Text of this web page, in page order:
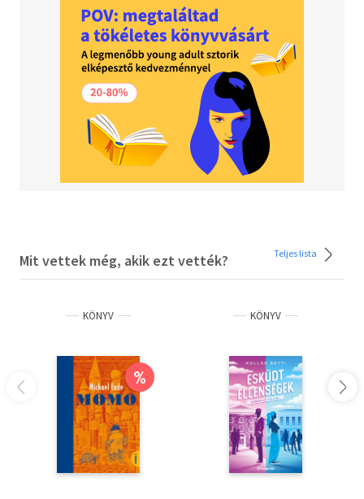
Mit vettek még, akik ezt vették? Teljes lista
KÖNYV
%
KÖNYV